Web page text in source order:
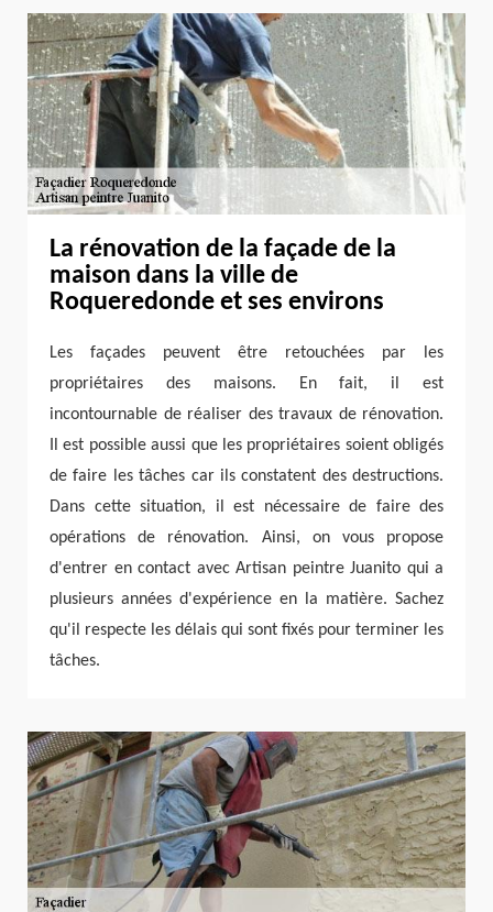
La rénovation de la façade de la
maison dans la ville de
Roqueredonde et ses environs
Les façades peuvent être retouchées par les
propriétaires des maisons. En fait, il est
incontournable de réaliser des travaux de rénovation.
Il est possible aussi que les propriétaires soient obligés
de faire les tâches car ils constatent des destructions.
Dans cette situation, il est nécessaire de faire des
opérations de rénovation. Ainsi, on vous propose
d'entrer en contact avec Artisan peintre Juanito qui a
plusieurs années d'expérience en la matière. Sachez
qu'il respecte les délais qui sont fixés pour terminer les
tâches.